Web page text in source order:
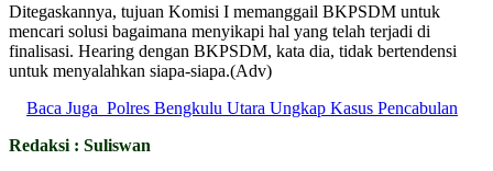
Ditegaskannya, tujuan Komisi I memanggail BKPSDM untuk
mencari solusi bagaimana menyikapi hal yang telah terjadi di
finalisasi. Hearing dengan BKPSDM, kata dia, tidak bertendensi
untuk menyalahkan siapa-siapa.(Adv)
Baca Juga Polres Bengkulu Utara Ungkap Kasus Pencabulan
Redaksi : Suliswan